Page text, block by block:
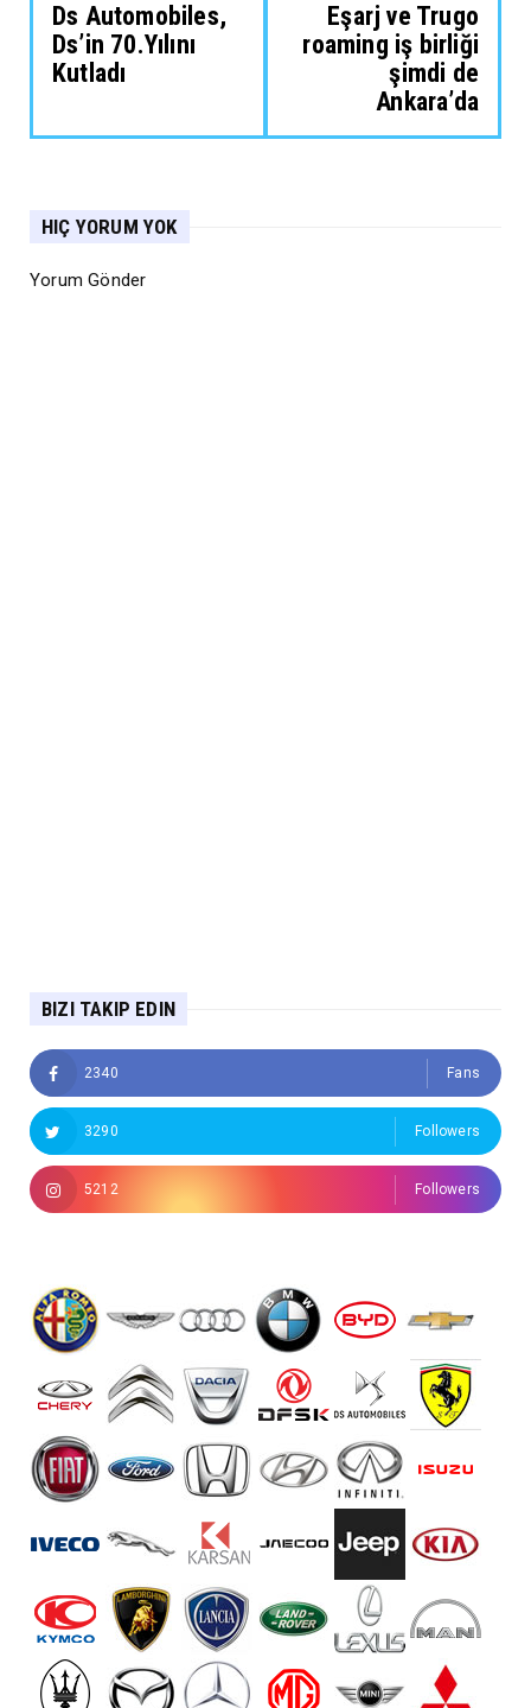
Ds Automobiles,
Ds’in 70.Yılını
Kutladı
Eşarj ve Trugo
roaming iş birliği
şimdi de
Ankara’da
HIÇ YORUM YOK
Yorum Gönder
BIZI TAKIP EDIN
2340 Fans
3290 Followers
5212 Followers